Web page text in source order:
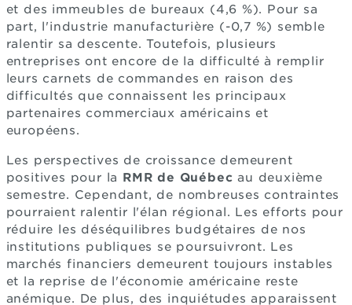
et des immeubles de bureaux (4,6 %). Pour sa
part, l'industrie manufacturière (-0,7 %) semble
ralentir sa descente. Toutefois, plusieurs
entreprises ont encore de la difficulté à remplir
leurs carnets de commandes en raison des
difficultés que connaissent les principaux
partenaires commerciaux américains et
européens.
Les perspectives de croissance demeurent
positives pour la RMR de Québec au deuxième
semestre. Cependant, de nombreuses contraintes
pourraient ralentir l'élan régional. Les efforts pour
réduire les déséquilibres budgétaires de nos
institutions publiques se poursuivront. Les
marchés financiers demeurent toujours instables
et la reprise de l'économie américaine reste
anémique. De plus, des inquiétudes apparaissent